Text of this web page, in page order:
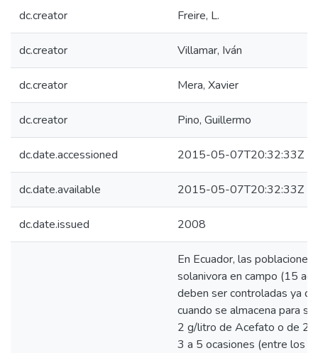
dc.creator Freire, L.
dc.creator Villamar, Iván
dc.creator Mera, Xavier
dc.creator Pino, Guillermo
dc.date.accessioned 2015-05-07T20:32:33Z
dc.date.available 2015-05-07T20:32:33Z
dc.date.issued 2008
En Ecuador, las
solanivora en campo (15
deben ser controladas ya
cuando se almacena para
2 g/litro de Acefato o de
3 a 5 ocasiones (entre los